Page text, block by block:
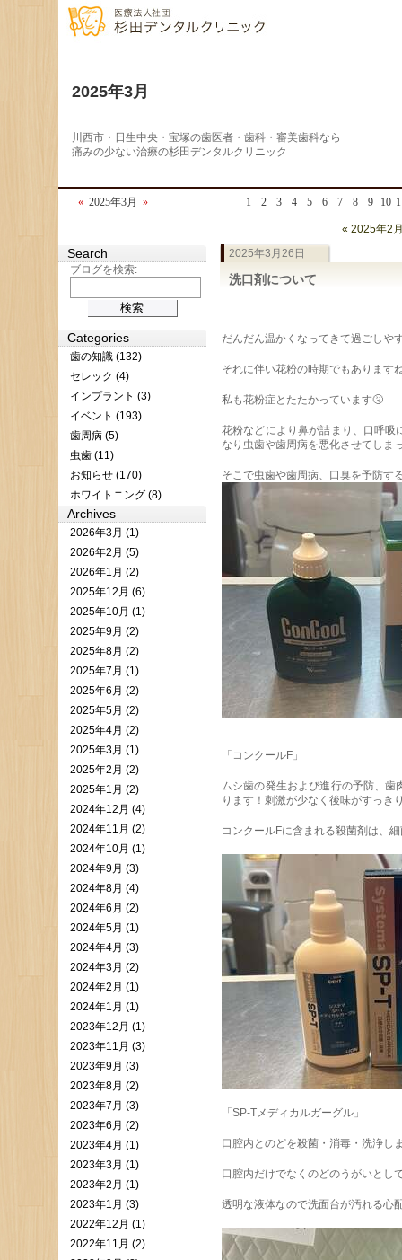
2025年3月
川西市・日生中央・宝塚の歯医者・歯科・審美歯科なら
痛みの少ない治療の杉田デンタルクリニック
« 2025年3月 » 1 2 3 4 5 6 7 8 9 10
2025年3月26日
洗口剤について
だんだん温かくなってきて過ごしや
それに伴い花粉の時期でもあります
私も花粉症とたたかっています🤧
花粉などにより鼻が詰まり、口呼
なり虫歯や歯周病を悪化させてしま
そこで虫歯や歯周病、口臭を予防す
「コンクールF」
ムシ歯の発生および進行の予防、
ります！刺激が少なく後味がすっき
コンクールFに含まれる殺菌剤は、
「SP-Tメディカルガーグル」
口腔内とのどを殺菌・消毒・洗浄し
口腔内だけでなくのどのうがいと
透明な液体なので洗面台が汚れる心
« 2025年2
Search
ブログを検索:
Categories
歯の知識 (132)
セレック (4)
インプラント (3)
イベント (193)
歯周病 (5)
虫歯 (11)
お知らせ (170)
ホワイトニング (8)
Archives
2026年3月 (1)
2026年2月 (5)
2026年1月 (2)
2025年12月 (6)
2025年10月 (1)
2025年9月 (2)
2025年8月 (2)
2025年7月 (1)
2025年6月 (2)
2025年5月 (2)
2025年4月 (2)
2025年3月 (1)
2025年2月 (2)
2025年1月 (2)
2024年12月 (4)
2024年11月 (2)
2024年10月 (1)
2024年9月 (3)
2024年8月 (4)
2024年6月 (2)
2024年5月 (1)
2024年4月 (3)
2024年3月 (2)
2024年2月 (1)
2024年1月 (1)
2023年12月 (1)
2023年11月 (3)
2023年9月 (3)
2023年8月 (2)
2023年7月 (3)
2023年6月 (2)
2023年4月 (1)
2023年3月 (1)
2023年2月 (1)
2023年1月 (3)
2022年12月 (1)
2022年11月 (2)